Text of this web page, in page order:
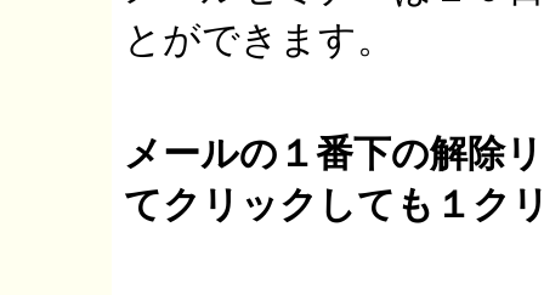
とができます。
メールの１番下の解除
てクリックしても１ク